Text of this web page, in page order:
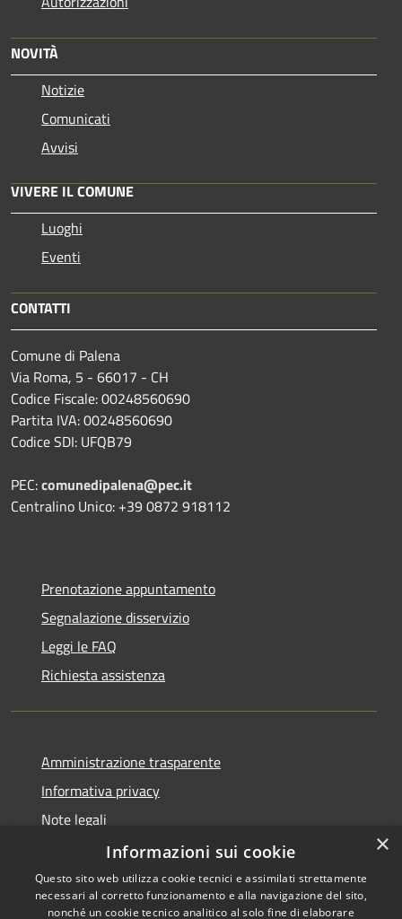
NOVITÀ
Notizie
Comunicati
Avvisi
VIVERE IL COMUNE
Luoghi
Eventi
CONTATTI
Comune di Palena
Via Roma, 5 - 66017 - CH
Codice Fiscale: 00248560690
Partita IVA: 00248560690
Codice SDI: UFQB79
PEC:comunedipalena@pec.it
Centralino Unico: +39 0872 918112
Prenotazione appuntamento
Segnalazione disservizio
Leggi le FAQ
Richiesta assistenza
Amministrazione trasparente
Informativa privacy
Note legali
Dichiarazione di accessibilità
×
Informazioni sui cookie
Questo sito web utilizza cookie tecnici e assimilati strettamente
necessari al corretto funzionamento e alla navigazione del sito,
nonché un cookie tecnico analitico al solo fine di elaborare